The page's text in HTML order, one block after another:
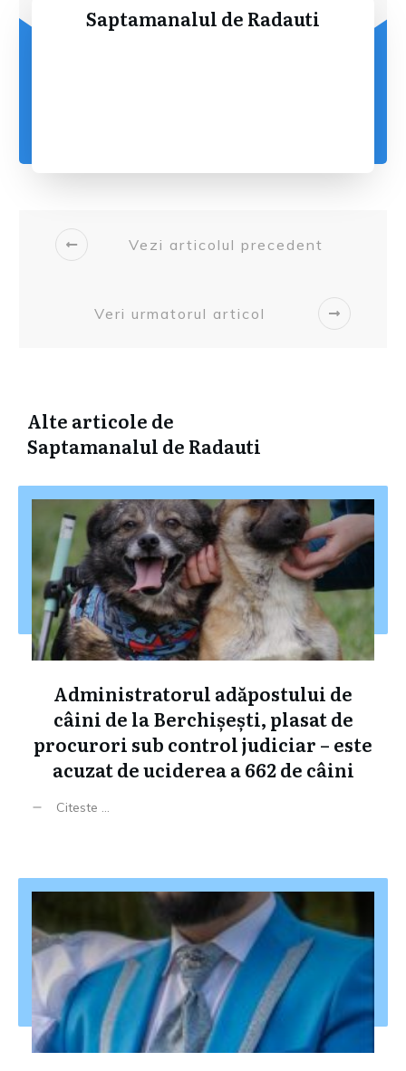
Saptamanalul de Radauti
Vezi articolul precedent
Veri urmatorul articol
Alte articole de
Saptamanalul de Radauti
Administratorul adăpostului de
câini de la Berchișești, plasat de
procurori sub control judiciar – este
acuzat de uciderea a 662 de câini
Citeste ...